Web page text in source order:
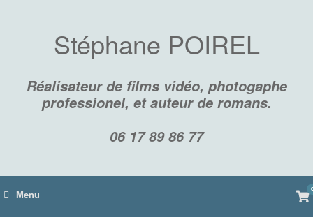
Stéphane POIREL
Réalisateur de films vidéo, photogaphe
professionel, et auteur de romans.
06 17 89 86 77
Menu 0